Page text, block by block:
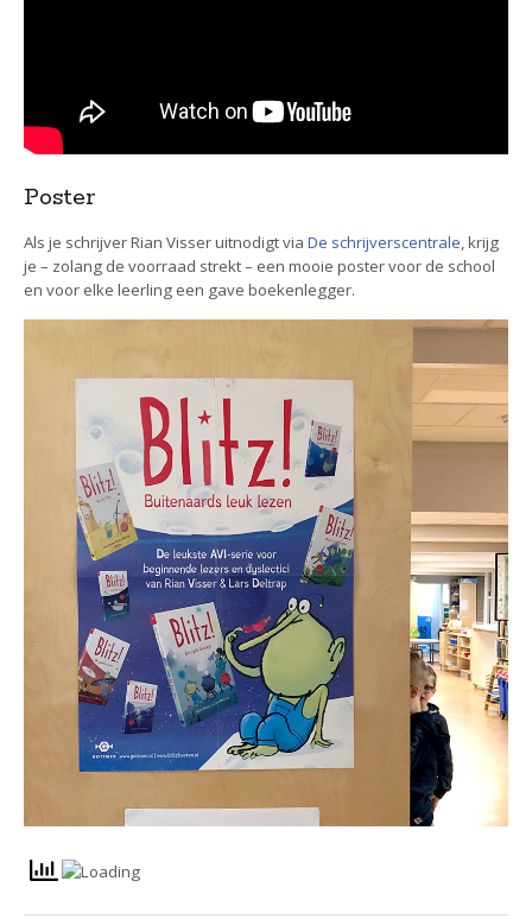
Poster
Als je schrijver Rian Visser uitnodigt via De schrijverscentrale, krijg
je – zolang de voorraad strekt – een mooie poster voor de school
en voor elke leerling een gave boekenlegger.